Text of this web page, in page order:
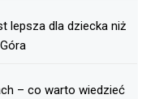
lepsza dla dziecka niż
– co warto wiedzieć